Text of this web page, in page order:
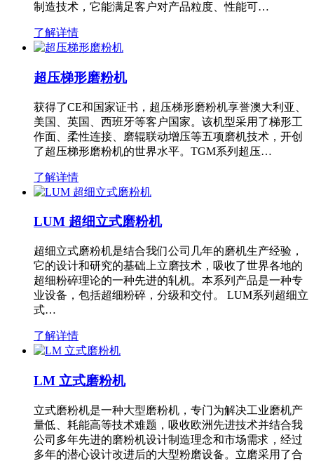
制造技术，它能满足客户对产品粒度、性能可…
了解详情
超压梯形磨粉机
获得了CE和国家证书，超压梯形磨粉机享誉澳大利亚、
美国、英国、西班牙等客户国家。该机型采用了梯形工
作面、柔性连接、磨辊联动增压等五项磨机技术，开创
了超压梯形磨粉机的世界水平。TGM系列超压…
了解详情
LUM 超细立式磨粉机
超细立式磨粉机是结合我们公司几年的磨机生产经验，
它的设计和研究的基础上立磨技术，吸收了世界各地的
超细粉碎理论的一种先进的轧机。本系列产品是一种专
业设备，包括超细粉碎，分级和交付。 LUM系列超细立
式…
了解详情
LM 立式磨粉机
立式磨粉机是一种大型磨粉机，专门为解决工业磨机产
量低、耗能高等技术难题，吸收欧洲先进技术并结合我
公司多年先进的磨粉机设计制造理念和市场需求，经过
多年的潜心设计改进后的大型粉磨设备。立磨采用了合